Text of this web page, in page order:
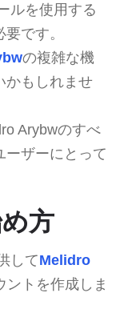
ルを使用する
です。
の複雑な機
かもしれませ
Arybwのすべ
ーザーにとって
方
してMelidro
ントを作成しま